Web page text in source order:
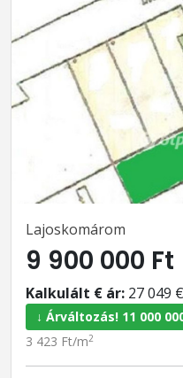
Lajoskomárom
9 900 000 Ft
Kalkulált € ár: 27 049 €
↓ Árváltozás! 11 000
3 423 Ft/m2